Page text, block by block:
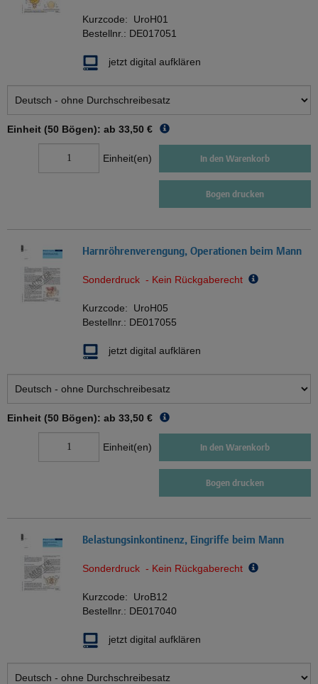
Kurzcode: UroH01
Bestellnr.: DE017051
jetzt digital aufklären
Einheit (50 Bögen): ab 33,50 €
Einheit(en) In den Warenkorb
Bogen drucken
Harnröhrenverengung, Operationen beim Mann
Sonderdruck - Kein Rückgaberecht
Kurzcode: UroH05
Bestellnr.: DE017055
jetzt digital aufklären
Einheit (50 Bögen): ab 33,50 €
Einheit(en) In den Warenkorb
Bogen drucken
Belastungsinkontinenz, Eingriffe beim Mann
Sonderdruck - Kein Rückgaberecht
Kurzcode: UroB12
Bestellnr.: DE017040
jetzt digital aufklären